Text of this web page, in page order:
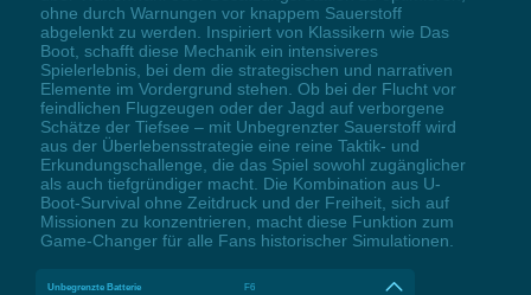
ohne durch Warnungen vor knappem Sauerstoff
abgelenkt zu werden. Inspiriert von Klassikern wie Das
Boot, schafft diese Mechanik ein intensiveres
Spielerlebnis, bei dem die strategischen und narrativen
Elemente im Vordergrund stehen. Ob bei der Flucht vor
feindlichen Flugzeugen oder der Jagd auf verborgene
Schätze der Tiefsee – mit Unbegrenzter Sauerstoff wird
aus der Überlebensstrategie eine reine Taktik- und
Erkundungschallenge, die das Spiel sowohl zugänglicher
als auch tiefgründiger macht. Die Kombination aus U-
Boot-Survival ohne Zeitdruck und der Freiheit, sich auf
Missionen zu konzentrieren, macht diese Funktion zum
Game-Changer für alle Fans historischer Simulationen.
Unbegrenzte Batterie F6